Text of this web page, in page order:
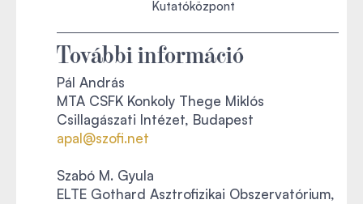
Kutatóközpont
További információ
Pál András
MTA CSFK Konkoly Thege Miklós
Csillagászati Intézet, Budapest
apal@szofi.net
Szabó M. Gyula
ELTE Gothard Asztrofizikai Obszervatórium,